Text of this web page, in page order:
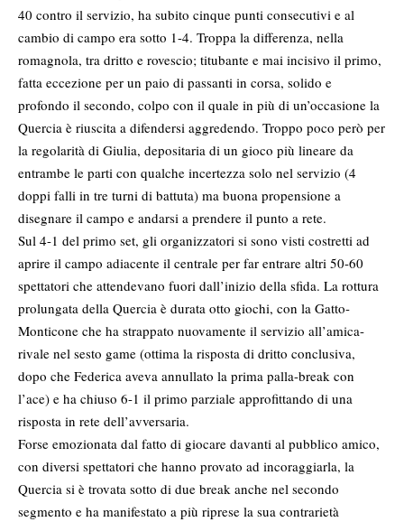
40 contro il servizio, ha subito cinque punti consecutivi e al
cambio di campo era sotto 1-4. Troppa la differenza, nella
romagnola, tra dritto e rovescio; titubante e mai incisivo il primo,
fatta eccezione per un paio di passanti in corsa, solido e
profondo il secondo, colpo con il quale in più di un’occasione la
Quercia è riuscita a difendersi aggredendo. Troppo poco però per
la regolarità di Giulia, depositaria di un gioco più lineare da
entrambe le parti con qualche incertezza solo nel servizio (4
doppi falli in tre turni di battuta) ma buona propensione a
disegnare il campo e andarsi a prendere il punto a rete.
Sul 4-1 del primo set, gli organizzatori si sono visti costretti ad
aprire il campo adiacente il centrale per far entrare altri 50-60
spettatori che attendevano fuori dall’inizio della sfida. La rottura
prolungata della Quercia è durata otto giochi, con la Gatto-
Monticone che ha strappato nuovamente il servizio all’amica-
rivale nel sesto game (ottima la risposta di dritto conclusiva,
dopo che Federica aveva annullato la prima palla-break con
l’ace) e ha chiuso 6-1 il primo parziale approfittando di una
risposta in rete dell’avversaria.
Forse emozionata dal fatto di giocare davanti al pubblico amico,
con diversi spettatori che hanno provato ad incoraggiarla, la
Quercia si è trovata sotto di due break anche nel secondo
segmento e ha manifestato a più riprese la sua contrarietà